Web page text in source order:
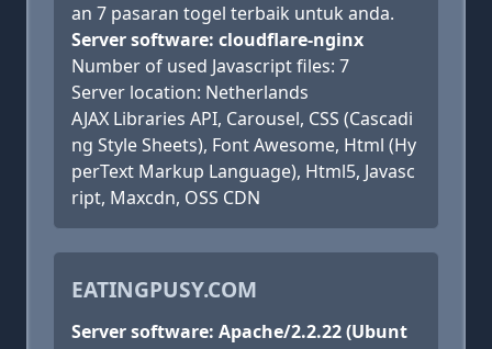
an 7 pasaran togel terbaik untuk anda.
Server software: cloudflare-nginx
Number of used Javascript files: 7
Server location: Netherlands
AJAX Libraries API, Carousel, CSS (Cascadi
ng Style Sheets), Font Awesome, Html (Hy
perText Markup Language), Html5, Javasc
ript, Maxcdn, OSS CDN
EATINGPUSY.COM
Server software: Apache/2.2.22 (Ubunt